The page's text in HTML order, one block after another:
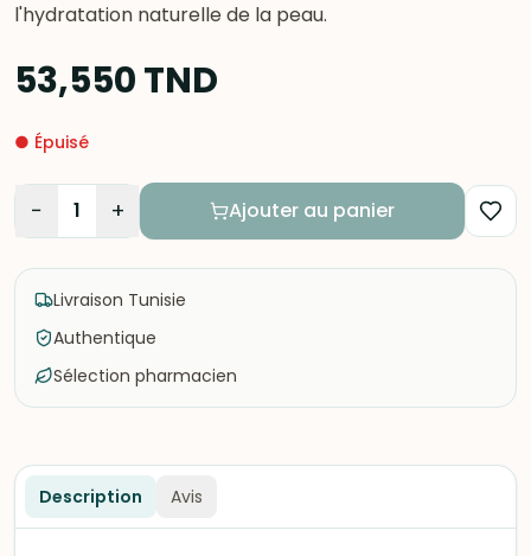
l'hydratation naturelle de la peau.
53,550TND
● Épuisé
− 1 + Ajouter au panier
Livraison Tunisie
Authentique
Sélection pharmacien
Description Avis